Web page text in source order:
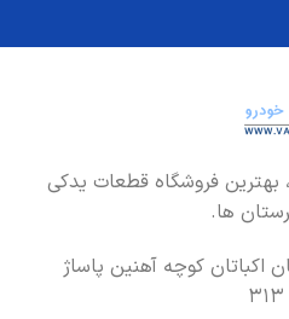
بهترین فروشگاه قطعات یدکی
ها.
اکباتان کوچه آهنین پاساژ